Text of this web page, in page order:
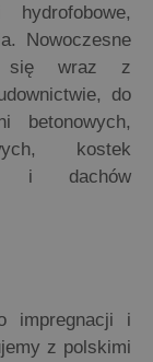
hydrofobowe,
Nowoczesne
się wraz z
do
betonowych,
kostek
i dachów
impregnacji i
z polskimi